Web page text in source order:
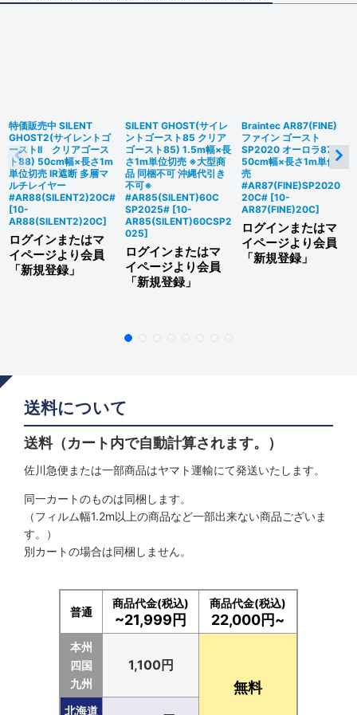
特価販売中 SILENT
GHOST2(サイレントゴ
ーストII クリアゴース
ト88) 50cm幅×長さ1m
単位切売 IR遮断 多層マ
ルチレイヤー
#AR88(SILENT2)20C#
[10-
AR88(SILENT2)20C]
ログインまたはマ
イページより会員
「新規登録」
SILENT GHOST(サイレ
ントゴースト85 クリア
ゴースト85) 1.5m幅×長
さ1m単位切売 ※大型商
品 同梱不可 沖縄代引き
不可※
#AR85(SILENT)60C
SP2025# [10-
AR85(SILENT)60CSP2
025]
ログインまたはマ
イページより会員
「新規登録」
Braintec AR87(FINE)
ファイン ゴースト
SP2020 オーロラ87
50cm幅×長さ1m単位切
売
#AR87(FINE)SP2020
20C# [10-
AR87(FINE)20C]
ログインまたはマ
イページより会員
「新規登録」
送料について
送料（カート内で自動計算されます。）
佐川急便または一部商品はヤマト運輸にて発送いたします。
同一カートのものは同梱します。
（フィルム幅1.2m以上の商品など一部出来ない商品ございま
す。）
別カートの場合は同梱しません。
普通
商品代金(税込)
~21,999円
商品代金(税込)
22,000円~
本州
四国
九州
1,100円
無料
北海道